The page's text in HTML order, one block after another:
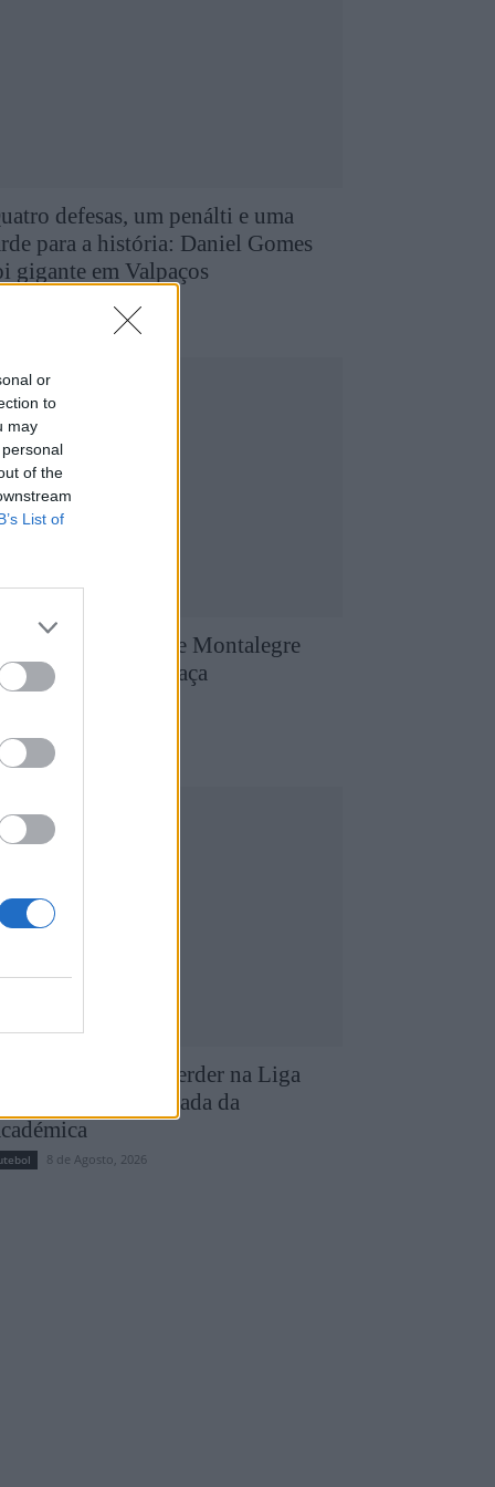
or
to
may
of the
List of
defesas, um penálti e uma
para a história: Daniel Gomes
gigante em Valpaços
Gomes herói e Montalegre
primeira Taça
Chaves entra a perder na Liga
Super com goleada da
8 de Agosto, 2026